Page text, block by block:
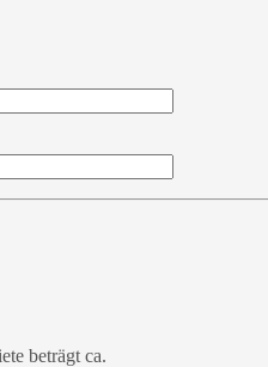
beträgt ca.